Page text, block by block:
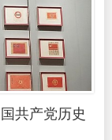
共产党历史